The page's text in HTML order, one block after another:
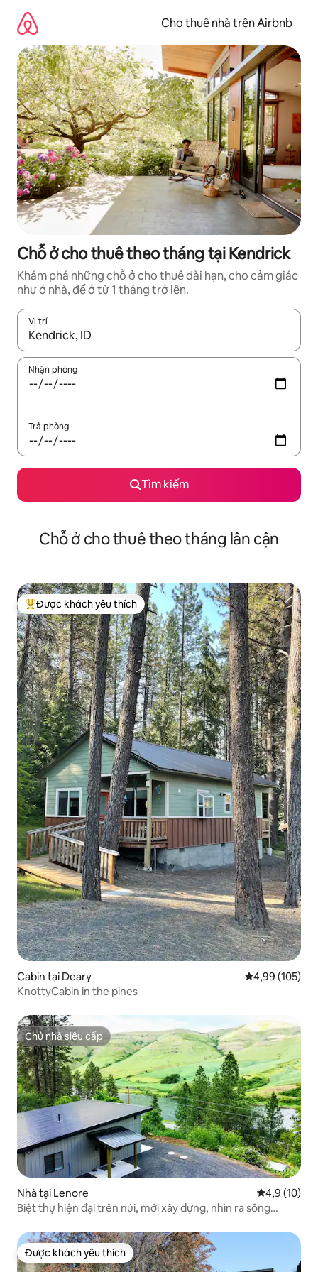
dung
Cho thuê nhà trên Airbnb
Chỗ ở cho thuê theo tháng tại Kendrick
Khám phá những chỗ ở cho thuê dài hạn, cho cảm giác
như ở nhà, để ở từ 1 tháng trở lên.
Vị trí
Khi có kết quả, hãy điều hướng bằng phím mũi tên lên và
Nhận phòng
Trả phòng
Tìm kiếm
Chỗ ở cho thuê theo tháng lân cận
Được khách yêu thích nhất
Được khách yêu thích
Cabin tại Deary Xếp hạng
4,99 (105)
KnottyCabin in the pines
Chủ nhà siêu cấp
Chủ nhà siêu cấp
Nhà tại Lenore Xếp hạng
4,9 (10)
Biệt thự hiện đại trên núi, mới xây dựng, nhìn ra sông
Được khách yêu thích
Được khách yêu thích